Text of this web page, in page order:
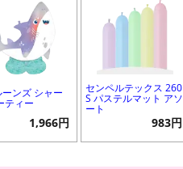
ンズ シャー
ティー
1,966円
センペルテックス 260
S パステルマット アソ
ート
983円